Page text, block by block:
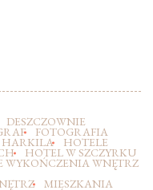
DESZCZOWNIE
FOTOGRAFIA
HARKILA HOTELE
HOTEL W SZCZYRKU
WYKOŃCZENIA WNĘTRZ
MIESZKANIA